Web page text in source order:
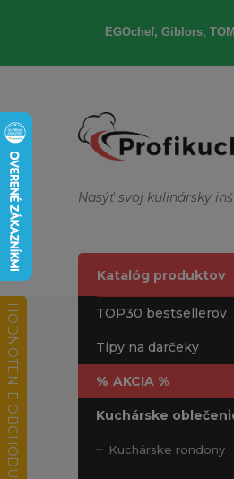
EGOchef, Giblors,
Nasýť svoj kulinársky
Katalóg produktov
TOP30 bestsellerov
Tipy na darčeky
% AKCIA %
Kuchárske
Kuchárske rondony
HODNOTENIE OBCHODU